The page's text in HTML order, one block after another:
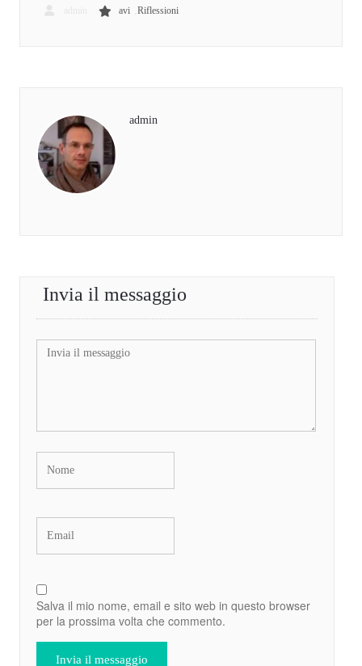
avi Riflessioni
admin
Invia il messaggio
Salva il mio nome, email e sito web in questo browser
per la prossima volta che commento.